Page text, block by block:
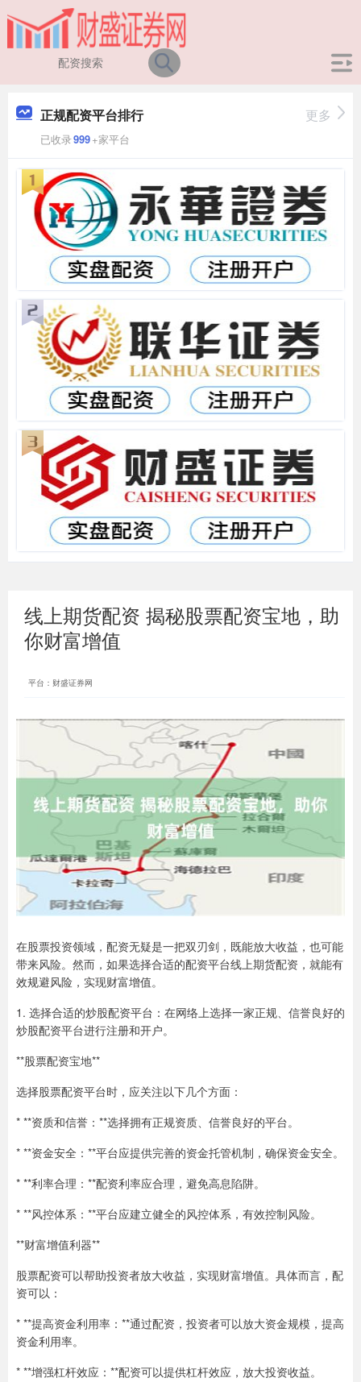
正规配资平台排行
已收录999+家平台
更多
线上期货配资 揭秘股票配资宝地，助
你财富增值
平台：财盛证券网
在股票投资领域，配资无疑是一把双刃剑，既能放大收益，也可能
带来风险。然而，如果选择合适的配资平台线上期货配资，就能有
效规避风险，实现财富增值。
1. 选择合适的炒股配资平台：在网络上选择一家正规、信誉良好的
炒股配资平台进行注册和开户。
**股票配资宝地**
选择股票配资平台时，应关注以下几个方面：
* **资质和信誉：**选择拥有正规资质、信誉良好的平台。
* **资金安全：**平台应提供完善的资金托管机制，确保资金安全。
* **利率合理：**配资利率应合理，避免高息陷阱。
* **风控体系：**平台应建立健全的风控体系，有效控制风险。
**财富增值利器**
股票配资可以帮助投资者放大收益，实现财富增值。具体而言，配
资可以：
* **提高资金利用率：**通过配资，投资者可以放大资金规模，提高
资金利用率。
* **增强杠杆效应：**配资可以提供杠杆效应，放大投资收益。